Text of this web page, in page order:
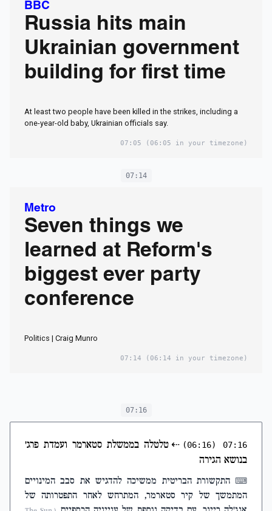
BBC
Russia hits main
Ukrainian government
building for first time
At least two people have been killed in the strikes, including a
one-year-old baby, Ukrainian officials say.
07:05 (06:05 in your timezone)
07:14
Metro
Seven things we
learned at Reform's
biggest ever party
conference
Politics | Craig Munro
07:14 (06:14 in your timezone)
07:16
07:16
(06:16)
⇠טלטלה בממשלת סטארמר ועמדת פרג'
בנושא הגירה
⌨ התקשורת הבריטית ממשיכה להדגיש את סבב המינויים
המתמשך של קיר סטארמר, המתרחש לאחר התפטרותה של